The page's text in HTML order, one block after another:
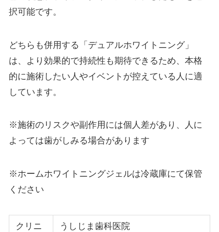
択可能です。
どちらも併用する「デュアルホワイトニング」
は、より効果的で持続性も期待できるため、本格
的に施術したい人やイベントが控えている人に適
しています。
※施術のリスクや副作用には個人差があり、人に
よっては歯がしみる場合があります
※ホームホワイトニングジェルは冷蔵庫にて保管
ください
クリニ
うしじま歯科医院